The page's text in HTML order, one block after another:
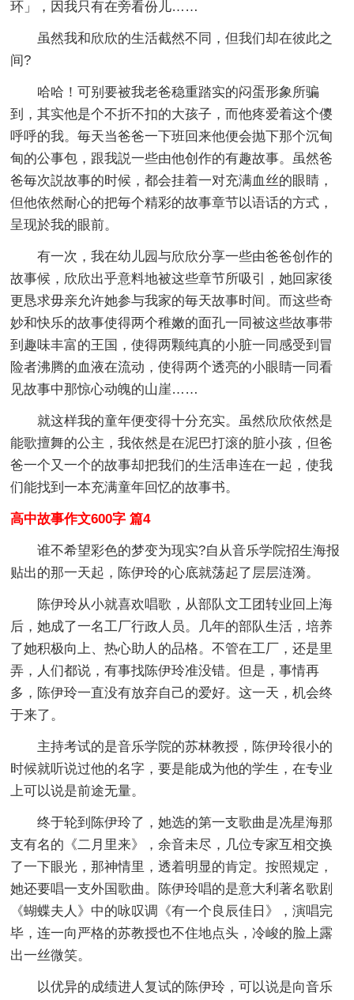
环」，因我只有在旁看份儿……
虽然我和欣欣的生活截然不同，但我们却在彼此之
间?
哈哈！可别要被我老爸稳重踏实的闷蛋形象所骗
到，其实他是个不折不扣的大孩子，而他疼爱着这个儍
呼呼的我。毎天当爸爸一下班回来他便会抛下那个沉甸
甸的公事包，跟我説一些由他创作的有趣故事。虽然爸
爸毎次説故事的时候，都会挂着一对充满血丝的眼睛，
但他依然耐心的把毎个精彩的故事章节以语话的方式，
呈现於我的眼前。
有一次，我在幼儿园与欣欣分享一些由爸爸创作的
故事候，欣欣出乎意料地被这些章节所吸引，她回家後
更恳求毋亲允许她参与我家的毎天故事时间。而这些奇
妙和快乐的故事使得两个稚嫩的面孔一同被这些故事带
到趣味丰富的王国，使得两颗纯真的小脏一同感受到冒
险者沸腾的血液在流动，使得两个透亮的小眼睛一同看
见故事中那惊心动魄的山崖……
就这样我的童年便变得十分充实。虽然欣欣依然是
能歌擅舞的公主，我依然是在泥巴打滚的脏小孩，但爸
爸一个又一个的故事却把我们的生活串连在一起，使我
们能找到一本充满童年回忆的故事书。
高中故事作文600字 篇4
谁不希望彩色的梦变为现实?自从音乐学院招生海报
贴出的那一天起，陈伊玲的心底就荡起了层层涟漪。
陈伊玲从小就喜欢唱歌，从部队文工团转业回上海
后，她成了一名工厂行政人员。几年的部队生活，培养
了她积极向上、热心助人的品格。不管在工厂，还是里
弄，人们都说，有事找陈伊玲准没错。但是，事情再
多，陈伊玲一直没有放弃自己的爱好。这一天，机会终
于来了。
主持考试的是音乐学院的苏林教授，陈伊玲很小的
时候就听说过他的名字，要是能成为他的学生，在专业
上可以说是前途无量。
终于轮到陈伊玲了，她选的第一支歌曲是冼星海那
支有名的《二月里来》，余音未尽，几位专家互相交换
了一下眼光，那神情里，透着明显的肯定。按照规定，
她还要唱一支外国歌曲。陈伊玲唱的是意大利著名歌剧
《蝴蝶夫人》中的咏叹调《有一个良辰佳日》，演唱完
毕，连一向严格的苏教授也不住地点头，冷峻的脸上露
出一丝微笑。
以优异的成绩进人复试的陈伊玲，可以说是向音乐